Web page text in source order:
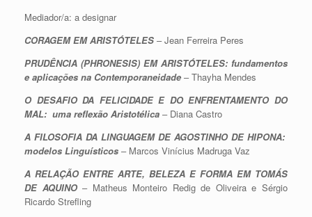
Mediador/a: a designar
CORAGEM EM ARISTÓTELES – Jean Ferreira Peres
PRUDÊNCIA (PHRONESIS) EM ARISTÓTELES: fundamentos
e aplicações na Contemporaneidade – Thayha Mendes
O DESAFIO DA FELICIDADE E DO ENFRENTAMENTO DO
MAL: uma reflexão Aristotélica – Diana Castro
A FILOSOFIA DA LINGUAGEM DE AGOSTINHO DE HIPONA:
modelos Linguísticos – Marcos Vinícius Madruga Vaz
A RELAÇÃO ENTRE ARTE, BELEZA E FORMA EM TOMÁS
DE AQUINO – Matheus Monteiro Redig de Oliveira e Sérgio
Ricardo Strefling